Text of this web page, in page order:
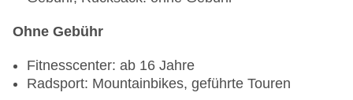
Ohne Gebühr
Fitnesscenter: ab 16 Jahre
Radsport: Mountainbikes, geführte Touren